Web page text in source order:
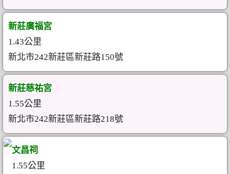
新莊廣福宮
1.43公里
新北市242新莊區新莊路150號
新莊慈祐宮
1.55公里
新北市242新莊區新莊路218號
文昌祠
1.55公里